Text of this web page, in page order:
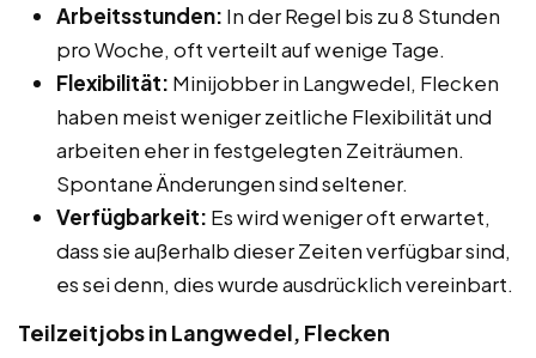
Arbeitsstunden: In der Regel bis zu 8 Stunden
pro Woche, oft verteilt auf wenige Tage.
Flexibilität: Minijobber in Langwedel, Flecken
haben meist weniger zeitliche Flexibilität und
arbeiten eher in festgelegten Zeiträumen.
Spontane Änderungen sind seltener.
Verfügbarkeit: Es wird weniger oft erwartet,
dass sie außerhalb dieser Zeiten verfügbar sind,
es sei denn, dies wurde ausdrücklich vereinbart.
Teilzeitjobs in Langwedel, Flecken